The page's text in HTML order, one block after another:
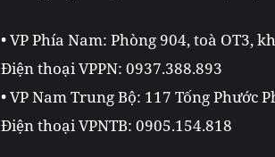
• VP Phía Nam: Phòng 904, toà OT3,
Điện thoại VPPN: 0937.388.893
• VP Nam Trung Bộ: 117 Tống Phước
Điện thoại VPNTB: 0905.154.818